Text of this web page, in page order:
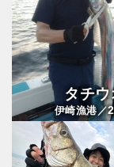
タチウ
伊崎漁港／2